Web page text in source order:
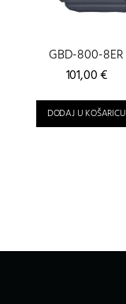
GBD-800-8ER
101,00€
DODAJ U KOŠARICU